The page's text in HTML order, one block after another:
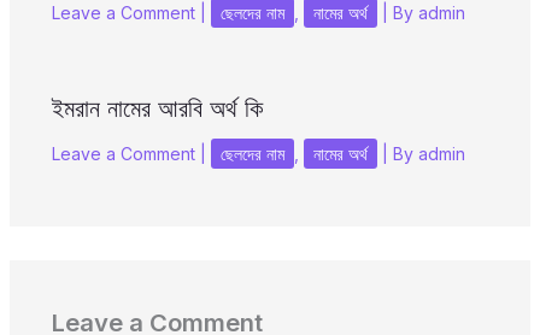
Leave a Comment ছেলদের নাম নামের অর্থ | By admin
ইমরান নামের আরবি অর্থ কি
Leave a Comment ছেলদের নাম নামের অর্থ | By admin
Leave a Comment